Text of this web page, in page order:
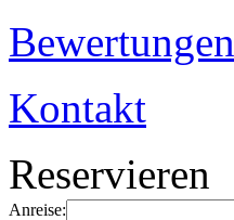
Bewertungen
Kontakt
Reservieren
Anreise: